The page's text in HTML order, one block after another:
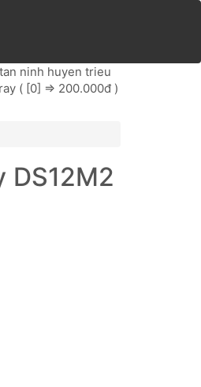
ninh huyen trieu
( [0] => 200.000đ )
DS12M2